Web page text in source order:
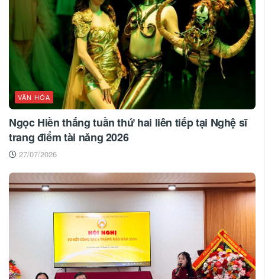
VĂN HÓA
Ngọc Hiền thắng tuần thứ hai liên tiếp tại Nghệ sĩ
trang điểm tài năng 2026
27/07/2026